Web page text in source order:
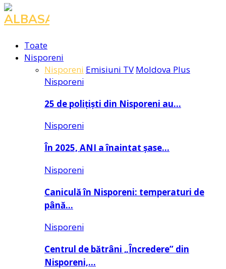
Facebook
Instagram
Youtube
Toate
Nisporeni
Nisporeni Emisiuni TV Moldova Plus
Nisporeni
25 de polițiști din Nisporeni au…
Nisporeni
În 2025, ANI a înaintat șase…
Nisporeni
Caniculă în Nisporeni: temperaturi de
până…
Nisporeni
Centrul de bătrâni „Încredere” din
Nisporeni,…